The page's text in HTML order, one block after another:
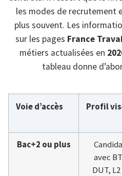
les modes de recrutement
plus souvent. Les
sur les pages France
métiers actualisées en
tableau donne
Voie d’accès Profil
Bac+2 ou plus
avec
DUT,